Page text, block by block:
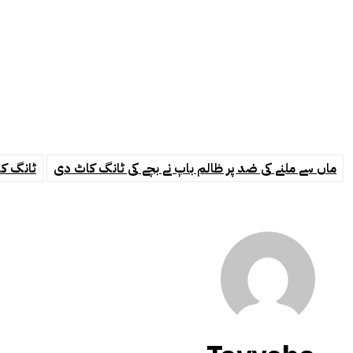
ٹانگ ماں سے ملنے کی ضد پر ظالم باپ نے بچے کی ٹانگ کاٹ دی